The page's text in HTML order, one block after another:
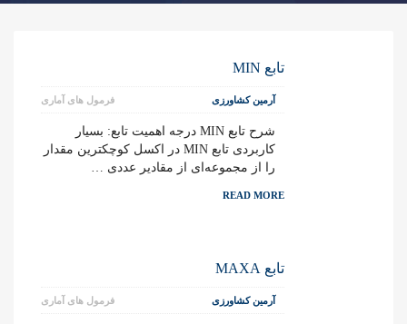
تابع MIN
فرمول های آماری آرمین کشاورزی
شرح تابع MIN درجه اهمیت تابع: بسیار
کاربردی تابع MIN در اکسل کوچکترین مقدار
را از مجموعه‌ای از مقادیر عددی …
READ MORE
تابع MAXA
فرمول های آماری آرمین کشاورزی